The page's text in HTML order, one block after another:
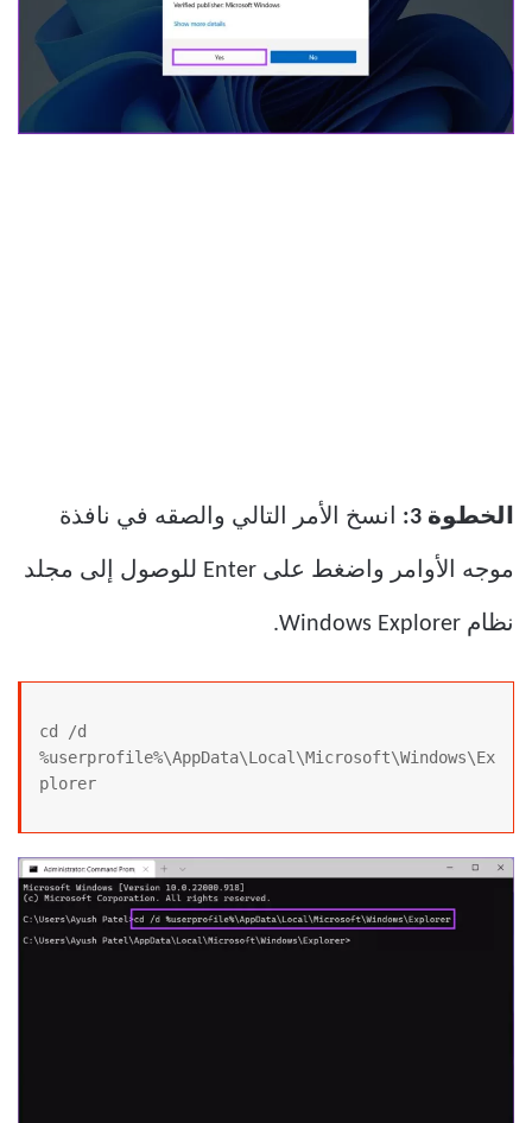
الخطوة 3: انسخ الأمر التالي والصقه في نافذة
موجه الأوامر واضغط على Enter للوصول إلى مجلد
نظام Windows Explorer.
cd /d
%userprofile%\AppData\Local\Microsoft\Windows\Ex
plorer